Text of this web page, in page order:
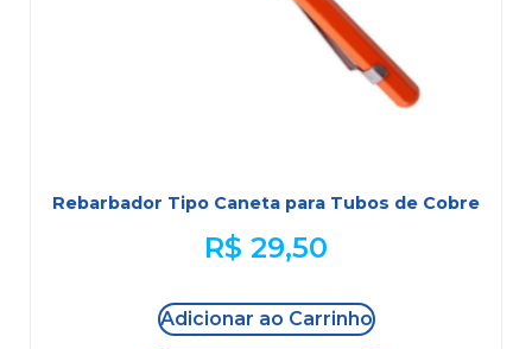
Rebarbador Tipo Caneta para Tubos de Cobre
R$ 29,50
Adicionar ao Carrinho